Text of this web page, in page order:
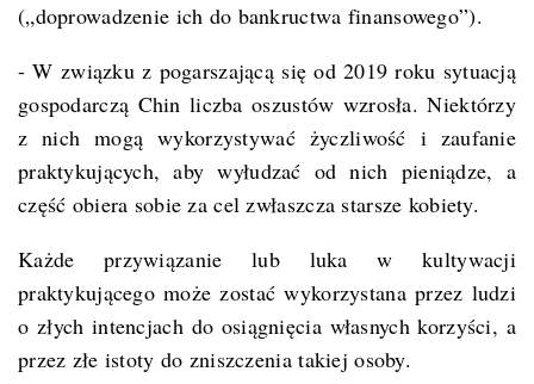
(„doprowadzenie ich do bankructwa finansowego”).
- W związku z pogarszającą się od 2019 roku sytuacją
gospodarczą Chin liczba oszustów wzrosła. Niektórzy
z nich mogą wykorzystywać życzliwość i zaufanie
praktykujących, aby wyłudzać od nich pieniądze, a
część obiera sobie za cel zwłaszcza starsze kobiety.
Każde przywiązanie lub luka w kultywacji
praktykującego może zostać wykorzystana przez ludzi
o złych intencjach do osiągnięcia własnych korzyści, a
przez złe istoty do zniszczenia takiej osoby.